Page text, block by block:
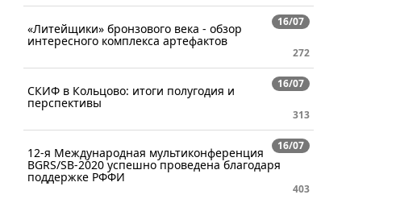
16/07
«Литейщики» бронзового века - обзор
интересного комплекса артефактов
272
16/07
СКИФ в Кольцово: итоги полугодия и
перспективы
313
16/07
12-я Международная мультиконференция
BGRS/SB-2020 успешно проведена благодаря
поддержке РФФИ
403